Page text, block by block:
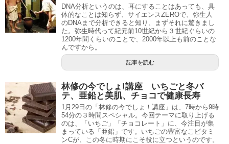
DNA分析というのは、耳にすることはあっても、具
体的なことは知らず、サイエンスZEROで、弥生人
のDNAまで分析できると知り、まずそれに驚きまし
た。弥生時代って紀元前10世紀から３世紀ぐらいの
1200年間くらいのことで、2000年以上も前のことな
んですから。
記事を読む
林修の今でしょ!講座 いちごと冬バ
テ、亜鉛と美肌、チョコで健康長寿
1月29日の「林修の今でしょ！講座」は、7時から9時
54分の３時間スペシャル。今回テーマに取り上げる
のは、「いちご」「チョコレート」に、今注目が集
まっている「亜鉛」です。いちごの豊富なこビタミ
ンCが、この冬に時期にこそ役に立つというのです。